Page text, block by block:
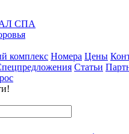
СПА
комплекс Номера Цены
Статьи